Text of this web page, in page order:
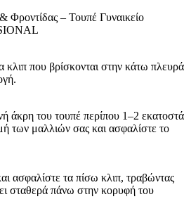
Φροντίδας – Τουπέ Γυναικείο
κλιπ που βρίσκονται στην κάτω πλευρά
άκρη του τουπέ περίπου 1–2 εκατοστά
των μαλλιών σας και ασφαλίστε το
ασφαλίστε τα πίσω κλιπ, τραβώντας
σταθερά πάνω στην κορυφή του